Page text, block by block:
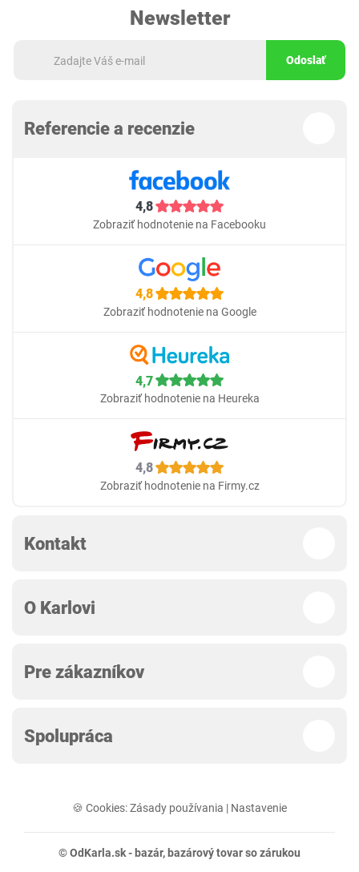
Newsletter
Odoslať
Referencie a recenzie
4,8
Zobraziť hodnotenie na Facebooku
4,8
Zobraziť hodnotenie na Google
4,7
Zobraziť hodnotenie na Heureka
4,8
Zobraziť hodnotenie na Firmy.cz
Kontakt
O Karlovi
Pre zákazníkov
Spolupráca
🍪 Cookies:Zásady používania | Nastavenie
© OdKarla.sk - bazár, bazárový tovar so zárukou